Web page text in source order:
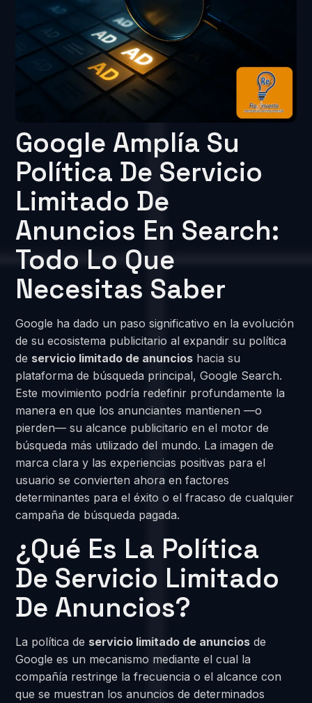
Google Amplía Su
Política De Servicio
Limitado De
Anuncios En Search:
Todo Lo Que
Necesitas Saber
Google ha dado un paso significativo en la evolución
de su ecosistema publicitario al expandir su política
de servicio limitado de anuncios hacia su
plataforma de búsqueda principal, Google Search.
Este movimiento podría redefinir profundamente la
manera en que los anunciantes mantienen —o
pierden— su alcance publicitario en el motor de
búsqueda más utilizado del mundo. La imagen de
marca clara y las experiencias positivas para el
usuario se convierten ahora en factores
determinantes para el éxito o el fracaso de cualquier
campaña de búsqueda pagada.
¿Qué Es La Política
De Servicio Limitado
De Anuncios?
La política de servicio limitado de anuncios de
Google es un mecanismo mediante el cual la
compañía restringe la frecuencia o el alcance con
que se muestran los anuncios de determinados